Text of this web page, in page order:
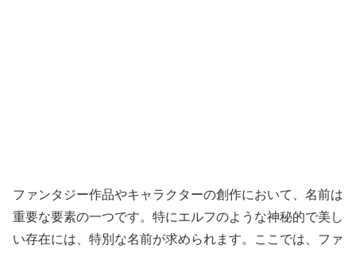
ファンタジー作品やキャラクターの創作において、名前は
重要な要素の一つです。特にエルフのような神秘的で美し
い存在には、特別な名前が求められます。ここでは、ファ